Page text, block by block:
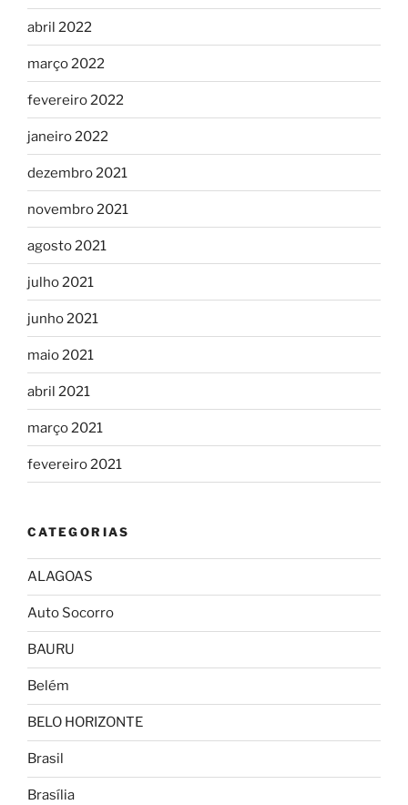
abril 2022
março 2022
fevereiro 2022
janeiro 2022
dezembro 2021
novembro 2021
agosto 2021
julho 2021
junho 2021
maio 2021
abril 2021
março 2021
fevereiro 2021
CATEGORIAS
ALAGOAS
Auto Socorro
BAURU
Belém
BELO HORIZONTE
Brasil
Brasília